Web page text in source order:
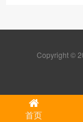
Copyright ©
首页